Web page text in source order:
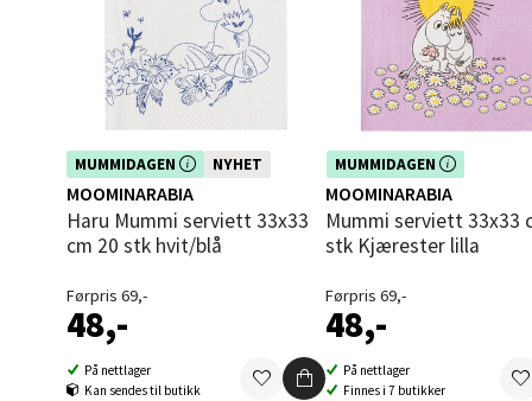
MUMMIDAGEN
Dette produktet er inkludert i vår
kampanje. Benytt deg av rabatten i
dag!
NYHET
MOOMINARABIA
Haru Mummi serviett 33x33
cm 20 stk hvit/blå
Førpris 69,-
48,-
På nettlager
Kan sendes til butikk
MUMMIDAGEN
Dette produktet er inkludert i vår
kampanje. Benytt deg av
dag!
MOOMINARABIA
Mummi serviett 33x33 cm 20
stk Kjærester lilla
Førpris 69,-
48,-
På nettlager
Finnes i 7 butikker
Thon